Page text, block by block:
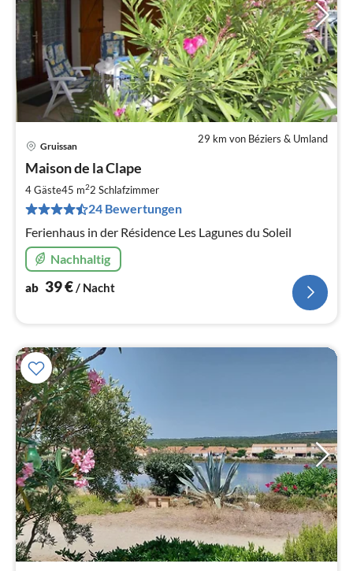
29 km von Béziers & Umland
Gruissan
Maison de la Clape
4 Gäste45 m22 Schlafzimmer
24 Bewertungen
Ferienhaus in der Résidence Les Lagunes du Soleil
Nachhaltig
ab 39€/ Nacht